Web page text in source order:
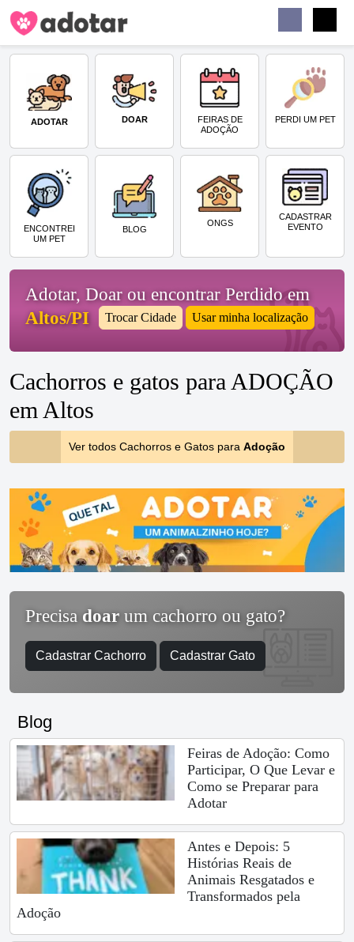
ADOTAR DOAR
FEIRAS DE
ADOÇÃO
PERDI UM PET
ENCONTREI
UM PET
BLOG
ONGS
CADASTRAR
EVENTO
Adotar, Doar ou encontrar Perdido em
Altos/PI
Trocar Cidade Usar minha localização
Cachorros e gatos para ADOÇÃO
em Altos
Ver todos Cachorros e Gatos para Adoção
Precisa doar um cachorro ou gato?
Cadastrar Cachorro Cadastrar Gato
Blog
Feiras de Adoção: Como
Participar, O Que Levar e
Como se Preparar para
Adotar
Antes e Depois: 5
Histórias Reais de
Animais Resgatados e
Transformados pela
Adoção